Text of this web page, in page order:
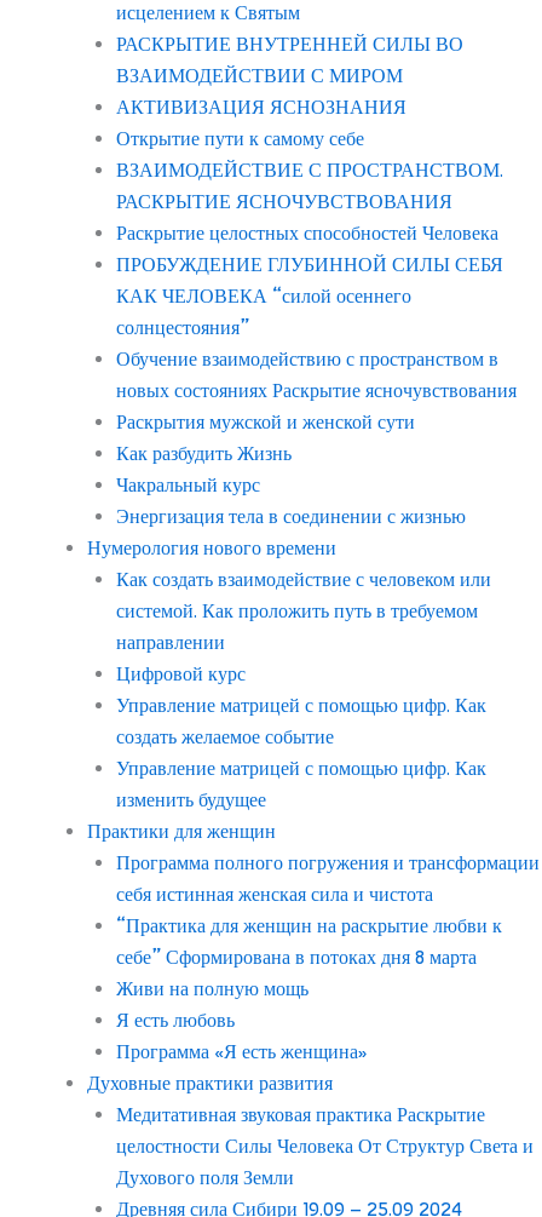
исцелением к Святым
РАСКРЫТИЕ ВНУТРЕННЕЙ СИЛЫ ВО
ВЗАИМОДЕЙСТВИИ С МИРОМ
АКТИВИЗАЦИЯ ЯСНОЗНАНИЯ
Открытие пути к самому себе
ВЗАИМОДЕЙСТВИЕ С ПРОСТРАНСТВОМ.
РАСКРЫТИЕ ЯСНОЧУВСТВОВАНИЯ
Раскрытие целостных способностей Человека
ПРОБУЖДЕНИЕ ГЛУБИННОЙ СИЛЫ СЕБЯ
КАК ЧЕЛОВЕКА “силой осеннего
солнцестояния”
Обучение взаимодействию с пространством в
новых состояниях Раскрытие ясночувствования
Раскрытия мужской и женской сути
Как разбудить Жизнь
Чакральный курс
Энергизация тела в соединении с жизнью
Нумерология нового времени
Как создать взаимодействие с человеком или
системой. Как проложить путь в требуемом
направлении
Цифровой курс
Управление матрицей с помощью цифр. Как
создать желаемое событие
Управление матрицей с помощью цифр. Как
изменить будущее
Практики для женщин
Программа полного погружения и трансформации
себя истинная женская сила и чистота
“Практика для женщин на раскрытие любви к
себе” Сформирована в потоках дня 8 марта
Живи на полную мощь
Я есть любовь
Программа «Я есть женщина»
Духовные практики развития
Медитативная звуковая практика Раскрытие
целостности Силы Человека От Структур Света и
Духового поля Земли
Древняя сила Сибири 19.09 – 25.09 2024